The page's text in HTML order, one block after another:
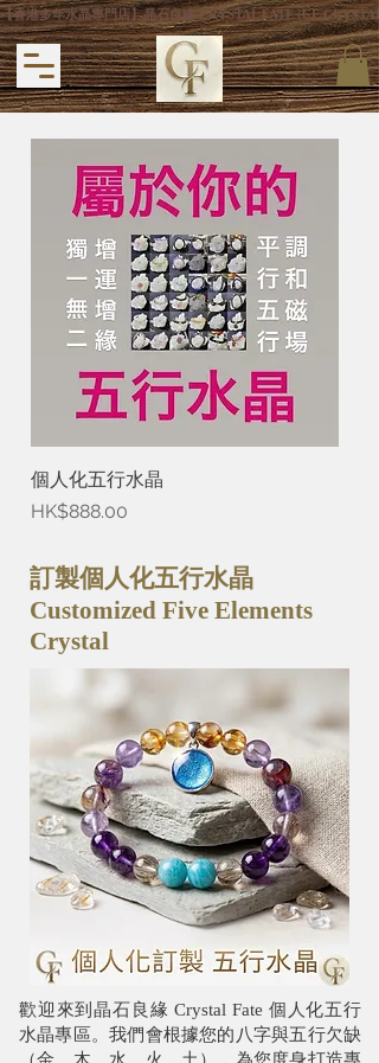
【香港多年水晶專門店】晶石良緣 CRYSTAL FATE (CF
個人化五行水晶
價格
HK$888.00
訂製個人化五行水晶
Customized Five Elements
Crystal
歡迎來到晶石良緣 Crystal Fate 個人化五行
水晶專區。我們會根據您的八字與五行欠缺